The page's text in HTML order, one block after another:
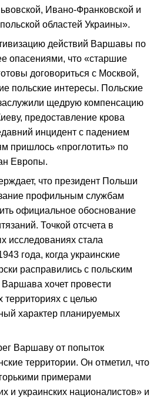
Ивано-Франковской и
областей Украины».
действий Варшавы по
опасениями, что «старшие
договориться с Москвой,
польские интересы. Польские
щедрую компенсацию
предоставление крова
инцидент с падением
пришлось «проглотить» по
Европы.
что президент Польши
профильным службам
официальное обоснование
Точкой отсчета в
исследованиях стала
года, когда украинские
расправились с польским
хочет провести
с целью
характер планируемых
Варшаву от попыток
территории. Он отметил, что
примерами
и украинских националистов» и